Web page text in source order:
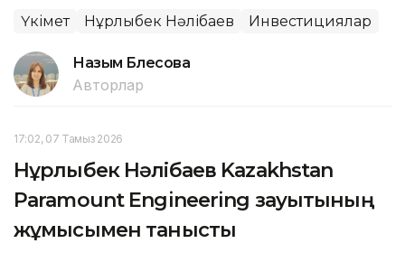
Үкімет Нұрлыбек Нәлібаев Инвестициялар
Назым Бөлесова
Авторлар
17:02, 07 Тамыз 2026
Нұрлыбек Нәлібаев Kazakhstan
Paramount Engineering зауытының
жұмысымен танысты